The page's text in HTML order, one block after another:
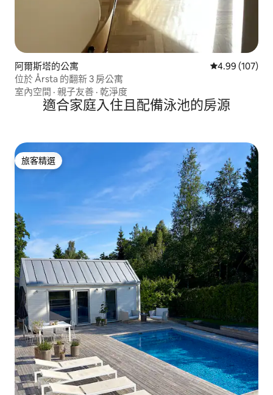
阿爾斯塔的公寓 從 107 則評價
4.99 (107)
位於 Årsta 的翻新 3 房公寓
室內空間 · 親子友善 · 乾淨度
適合家庭入住且配備泳池的房源
旅客精選
旅客精選